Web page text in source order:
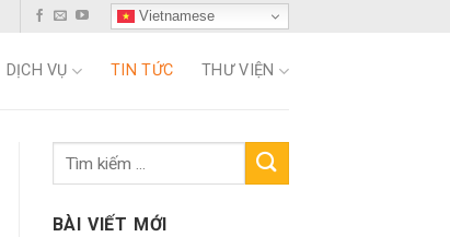
Vietnamese
DỊCH VỤ TIN TỨC THƯ VIỆN
BÀI VIẾT MỚI